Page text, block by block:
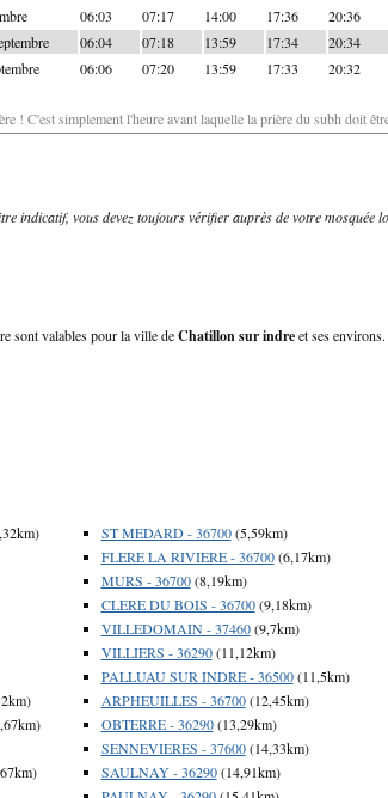
06:03 07:17 14:00 17:36 20:36
06:04 07:18 13:59 17:34 20:34
06:06 07:20 13:59 17:33 20:32
! C'est simplement l'heure avant laquelle la prière du subh doit
indicatif, vous devez toujours vérifier auprès de votre mosquée
sont valables pour la ville deChatillon sur indreet ses environs.
ST MEDARD - 36700(5,59km)
FLERE LA RIVIERE - 36700(6,17km)
MURS - 36700(8,19km)
CLERE DU BOIS - 36700(9,18km)
VILLEDOMAIN - 37460(9,7km)
VILLIERS - 36290(11,12km)
PALLUAU SUR INDRE - 36500(11,5km)
ARPHEUILLES - 36700(12,45km)
OBTERRE - 36290(13,29km)
SENNEVIERES - 37600(14,33km)
SAULNAY - 36290(14,91km)